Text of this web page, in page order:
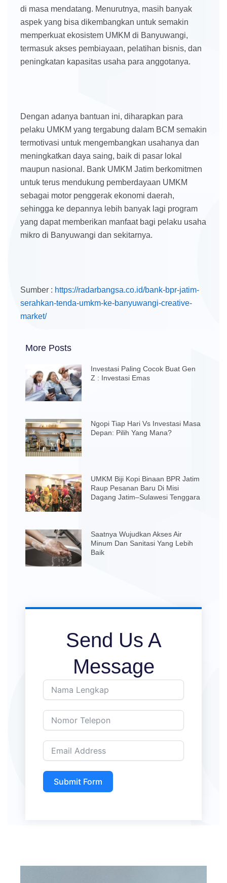
di masa mendatang. Menurutnya, masih banyak
aspek yang bisa dikembangkan untuk semakin
memperkuat ekosistem UMKM di Banyuwangi,
termasuk akses pembiayaan, pelatihan bisnis, dan
peningkatan kapasitas usaha para anggotanya.
Dengan adanya bantuan ini, diharapkan para
pelaku UMKM yang tergabung dalam BCM semakin
termotivasi untuk mengembangkan usahanya dan
meningkatkan daya saing, baik di pasar lokal
maupun nasional. Bank UMKM Jatim berkomitmen
untuk terus mendukung pemberdayaan UMKM
sebagai motor penggerak ekonomi daerah,
sehingga ke depannya lebih banyak lagi program
yang dapat memberikan manfaat bagi pelaku usaha
mikro di Banyuwangi dan sekitarnya.
Sumber : https://radarbangsa.co.id/bank-bpr-jatim-
serahkan-tenda-umkm-ke-banyuwangi-creative-
market/
More Posts
Investasi Paling Cocok Buat Gen
Z : Investasi Emas
Ngopi Tiap Hari Vs Investasi Masa
Depan: Pilih Yang Mana?
UMKM Biji Kopi Binaan BPR Jatim
Raup Pesanan Baru Di Misi
Dagang Jatim–Sulawesi Tenggara
Saatnya Wujudkan Akses Air
Minum Dan Sanitasi Yang Lebih
Baik
Send Us A
Message
Submit Form